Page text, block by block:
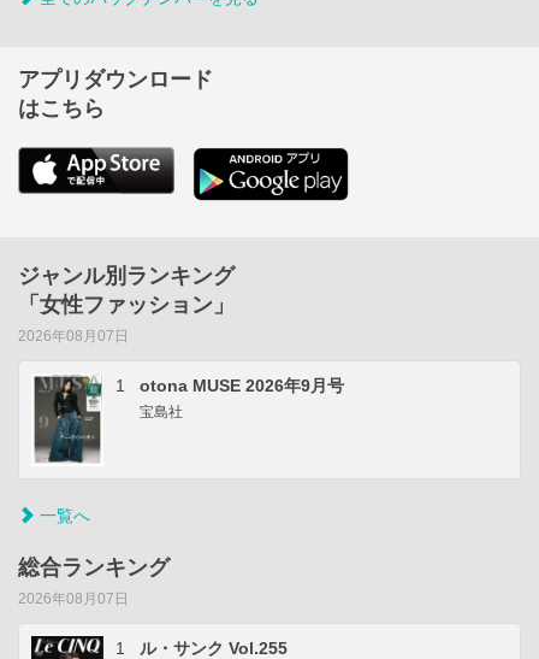
アプリダウンロード
はこちら
ジャンル別ランキング
「女性ファッション」
2026年08月07日
1 otona MUSE 2026年9月号
宝島社
一覧へ
総合ランキング
2026年08月07日
1 ル・サンク Vol.255